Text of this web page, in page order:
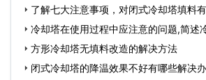
了解七大注意事项，对闭式冷却塔填料
大注意事项…
冷却塔在使用过程中应注意的问题,简述
方形冷却塔无填料改造的解决方法
闭式冷却塔的降温效果不好有哪些解决